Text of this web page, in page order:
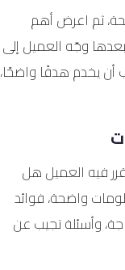
ثم اعرض أهم
وجّه العميل إلى
يخدم هدفًا واضحًا،
فيه العميل هل
واضحة، فوائد
وأسئلة تجيب عن